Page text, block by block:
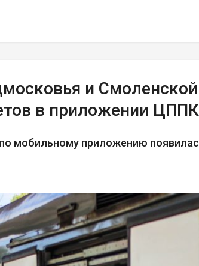
и
в приложении ЦППК
мобильному приложению